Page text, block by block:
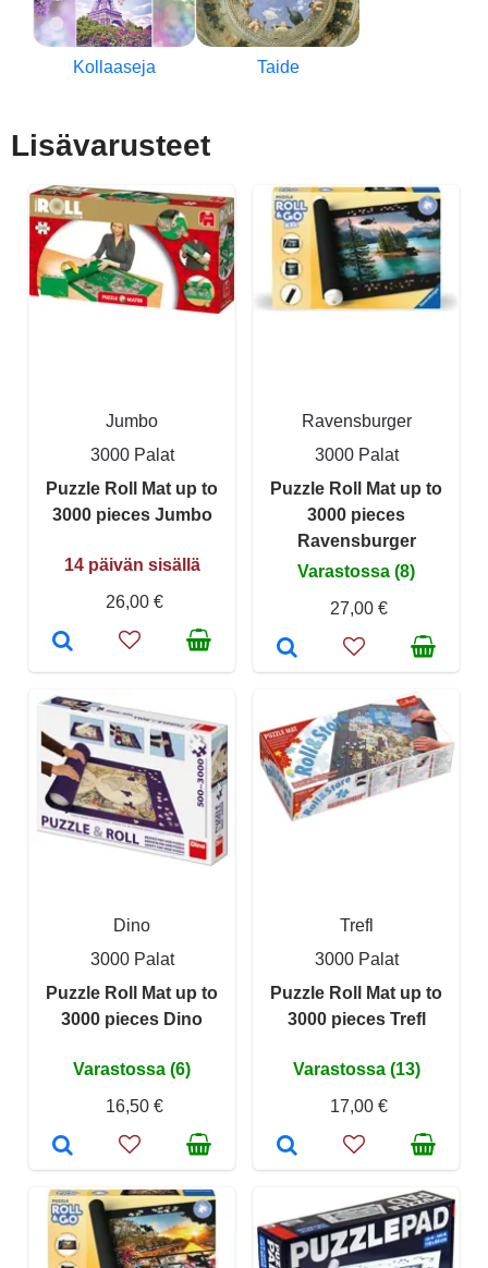
Kollaaseja Taide
Lisävarusteet
Jumbo
3000 Palat
Puzzle Roll Mat up to
3000 pieces Jumbo
14 päivän sisällä
26,00 €
Ravensburger
3000 Palat
Puzzle Roll Mat up to
3000 pieces
Ravensburger
Varastossa (8)
27,00 €
Dino
3000 Palat
Puzzle Roll Mat up to
3000 pieces Dino
Varastossa (6)
16,50 €
Trefl
3000 Palat
Puzzle Roll Mat up to
3000 pieces Trefl
Varastossa (13)
17,00 €